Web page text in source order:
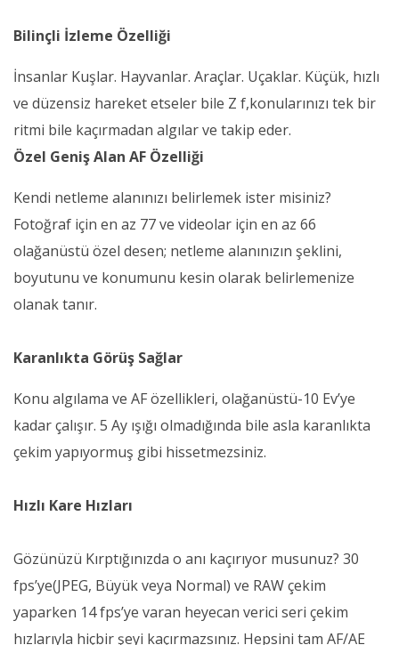
Bilinçli İzleme Özelliği
İnsanlar Kuşlar. Hayvanlar. Araçlar. Uçaklar. Küçük, hızlı
ve düzensiz hareket etseler bile Z f,konularınızı tek bir
ritmi bile kaçırmadan algılar ve takip eder.
Özel Geniş Alan AF Özelliği
Kendi netleme alanınızı belirlemek ister misiniz?
Fotoğraf için en az 77 ve videolar için en az 66
olağanüstü özel desen; netleme alanınızın şeklini,
boyutunu ve konumunu kesin olarak belirlemenize
olanak tanır.
Karanlıkta Görüş Sağlar
Konu algılama ve AF özellikleri, olağanüstü-10 Ev’ye
kadar çalışır. 5 Ay ışığı olmadığında bile asla karanlıkta
çekim yapıyormuş gibi hissetmezsiniz.
Hızlı Kare Hızları
Gözünüzü Kırptığınızda o anı kaçırıyor musunuz? 30
fps’ye(JPEG, Büyük veya Normal) ve RAW çekim
yaparken 14 fps’ye varan heyecan verici seri çekim
hızlarıyla hiçbir şeyi kaçırmazsınız. Hepsini tam AF/AE